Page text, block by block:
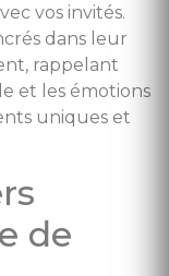
vos invités.
dans leur
rappelant
et les émotions
uniques et
de